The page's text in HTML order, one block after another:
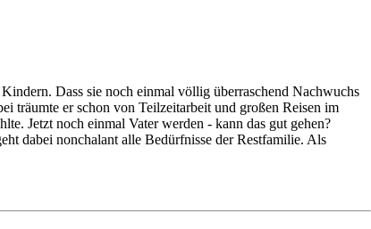
Dass sie noch einmal völlig überraschend Nachwuchs
träumte er schon von Teilzeitarbeit und großen Reisen im
Jetzt noch einmal Vater werden - kann das gut gehen?
dabei nonchalant alle Bedürfnisse der Restfamilie. Als